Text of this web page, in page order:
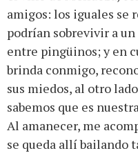
amigos: los iguales se
podrían sobrevivir a
entre pingüinos; y en
brinda conmigo,
sus miedos, al otro
sabemos que es
Al amanecer, me
se queda allí bailando